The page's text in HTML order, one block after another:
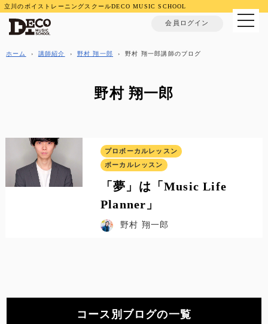
立川のボイストレーニングスクールDECO MUSIC SCHOOL
会員ログイン
MENU
ホーム › 講師紹介 › 野村 翔一郎 › 野村 翔一郎講師のブログ
野村 翔一郎
プロボーカルレッスン
ボーカルレッスン
「夢」は「Music Life
Planner」
野村 翔一郎
コース別ブログの一覧